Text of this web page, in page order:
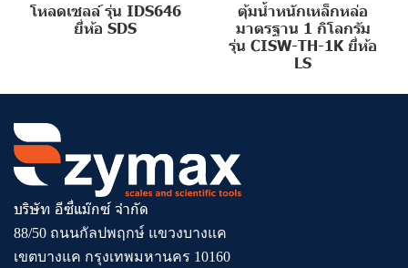
โหลดเซลล์ รุ่น IDS646
ยี่ห้อ SDS
ตุ้มน้ำหนักเหล็กหล่อ
มาตรฐาน 1 กิโลกรัม
รุ่น CISW-TH-1K ยี่ห้อ
LS
บริษัท อีซี่แม๊กซ์ จำกัด
88/50 ถนนกัลปพฤกษ์ แขวงบางแค
เขตบางแค กรุงเทพมหานคร 10160